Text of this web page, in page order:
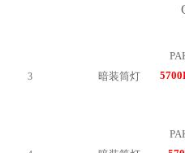
3 暗装筒灯